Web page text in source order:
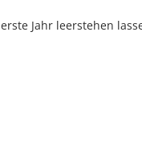
Jahr leerstehen